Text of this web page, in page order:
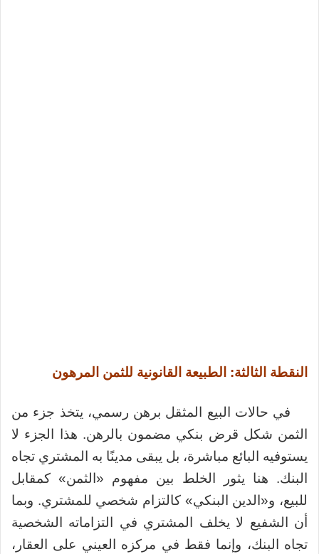
النقطة الثالثة: الطبيعة القانونية للثمن المرهون
في حالات البيع المثقل برهن رسمي، يتخذ جزء من
الثمن شكل قرض بنكي مضمون بالرهن. هذا الجزء لا
يستوفيه البائع مباشرة، بل يبقى مدينًا به المشتري تجاه
البنك. هنا يثور الخلط بين مفهوم «الثمن» كمقابل
للبيع، و«الدين البنكي» كالتزام شخصي للمشتري. وبما
أن الشفيع لا يخلف المشتري في التزاماته الشخصية
تجاه البنك، وإنما فقط في مركزه العيني على العقار،